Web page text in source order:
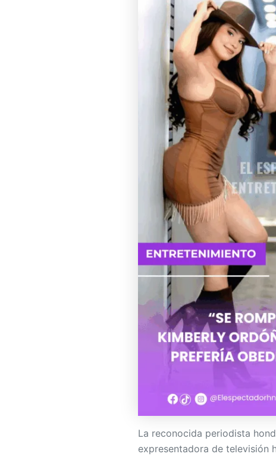
La reconocida periodista
expresentadora de televisión